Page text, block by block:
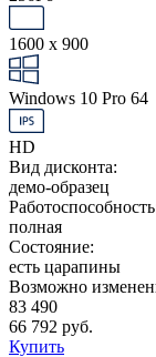
1600 x 900
Windows 10 Pro 64
HD
Вид дисконта:
демо-образец
полная
Состояние:
есть царапины
Возможно
83 490
66 792 руб.
Купить